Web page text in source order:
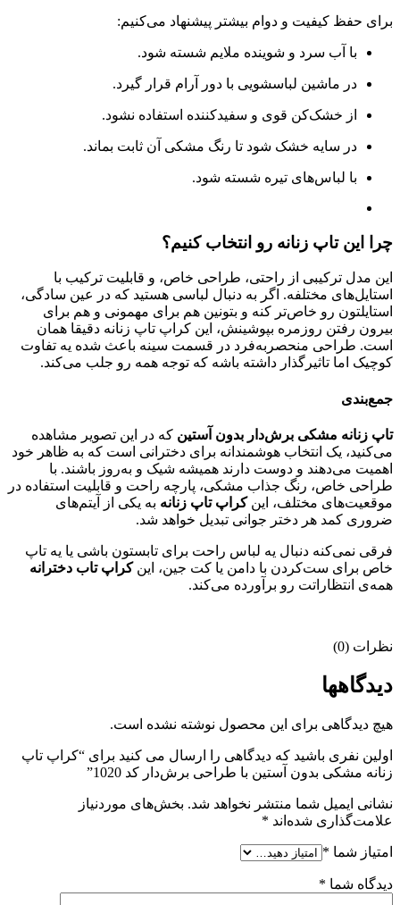
برای حفظ کیفیت و دوام بیشتر پیشنهاد می‌کنیم:
با آب سرد و شوینده ملایم شسته شود.
در ماشین لباسشویی با دور آرام قرار گیرد.
از خشک‌کن قوی و سفیدکننده استفاده نشود.
در سایه خشک شود تا رنگ مشکی آن ثابت بماند.
با لباس‌های تیره شسته شود.
چرا اینتاپ زنانه رو انتخابکنیم؟
این مدل ترکیبی از راحتی، طراحی خاص، و قابلیت ترکیب با
استایل‌های مختلفه. اگر به دنبال لباسی هستید که در عین سادگی،
استایلتون رو خاص‌تر کنه و بتونین هم برای مهمونی و هم برای
بیرون رفتن روزمره بپوشینش، این کراپ تاپ زنانه دقیقا همان
است. طراحی منحصر‌به‌فرد در قسمت سینه باعث شده یه تفاوت
کوچیک اما تاثیرگذار داشته باشه که توجه همه رو جلب می‌کند.
جمع‌بندی
تاپ زنانه مشکی برش‌دار بدون آستین که در این تصویر مشاهده
می‌کنید، یک انتخاب هوشمندانه برای دخترانی است که به ظاهر خود
اهمیت می‌دهند و دوست دارند همیشه شیک و به‌روز باشند. با
طراحی خاص، رنگ جذاب مشکی، پارچه راحت و قابلیت استفاده در
موقعیت‌های مختلف، اینکراپتاپ زنانه به یکی از
آیتم‌های
ضروری کمد هر دختر جوانی تبدیل خواهد شد.
فرقی نمی‌کنه دنبال یه لباس راحت برای تابستون باشی یا یه تاپ
خاص برای ست‌کردن با دامن یا کت جین، اینکراپتاب دخترانه
همه‌ی انتظاراتت رو برآورده می‌کند.
نظرات (0)
دیدگاهها
هیچ دیدگاهی برای این محصول نوشته نشده است.
اولین نفری باشید که دیدگاهی را ارسال می کنید برای “کراپ‌ تاپ
زنانه مشکی بدون آستین با طراحی برش‌دار کد 1020”
نشانی ایمیل شما منتشر نخواهد شد. بخش‌های موردنیاز
علامت‌گذاری شده‌اند *
امتیاز شما *
دیدگاه شما *